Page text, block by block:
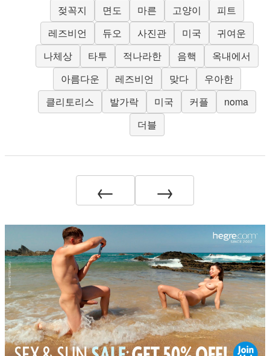
젖꼭지 면도 마른 고양이
피트
레즈비언
듀오 사진관 미국
귀여운
나체상
타투 적나라한 음핵
옥내에서
아름다운
레즈비언 맞다
우아한
클리토리스
발가락 미국 커플
noma
더블
← →